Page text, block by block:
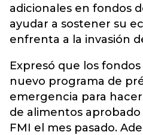
adicionales en fondos
ayudar a sostener su
enfrenta a la invasión
Expresó que los
nuevo programa de
emergencia para
de alimentos
FMI el mes pasado.